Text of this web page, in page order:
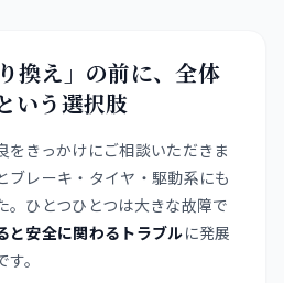
換え」の前に、全体
いう選択肢
をきっかけにご相談いただきま
ブレーキ・タイヤ・駆動系にも
。ひとつひとつは大きな故障で
と安全に関わるトラブルに発展
。